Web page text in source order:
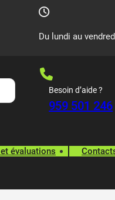
Du lundi au
Besoin d’aide ?
959 501 246
évaluations